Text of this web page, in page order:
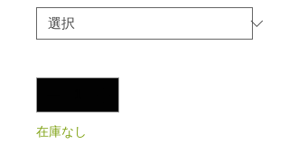
在庫なし